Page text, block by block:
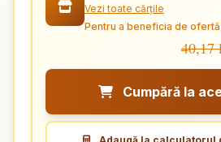
Vezi toate cărțile
Pentru a beneficia de
40,17
Cumpără la